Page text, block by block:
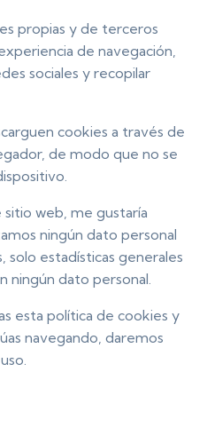
propias y de terceros
de navegación,
sociales y recopilar
cookies a través de
de modo que no se
web, me gustaría
ningún dato personal
estadísticas generales
ningún dato personal.
esta política de cookies y
navegando, daremos